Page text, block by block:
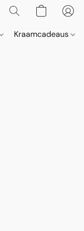
Kraamcadeaus